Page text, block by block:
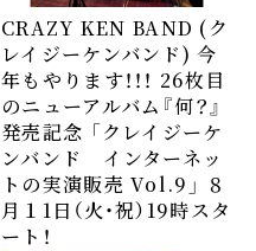
CRAZY KEN BAND (ク
レイジーケンバンド) 今
年もやります！！！ 26枚目
のニューアルバム『何？』
発売記念 「クレイジーケ
ンバンド インターネッ
トの実演販売 Vol.9」 ８
月１1日（火・祝）19時スタ
ート！